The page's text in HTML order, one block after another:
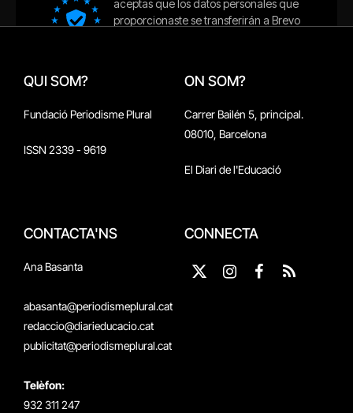
QUI SOM?
Fundació Periodisme Plural
ISSN 2339 - 9619
ON SOM?
Carrer Bailén 5, principal.
08010, Barcelona
El Diari de l'Educació
CONTACTA'NS
Ana Basanta
abasanta@periodismeplural.cat
redaccio@diarieducacio.cat
publicitat@periodismeplural.cat
Telèfon:
932 311 247
CONNECTA
X
Instagram
Facebook
RSS